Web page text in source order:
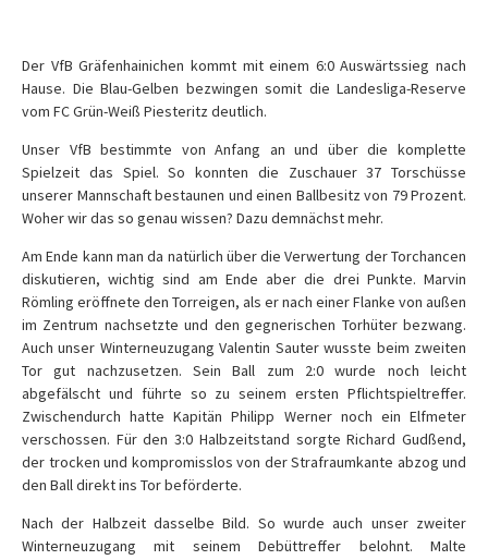
Der VfB Gräfenhainichen kommt mit einem 6:0 Auswärtssieg nach
Hause. Die Blau-Gelben bezwingen somit die Landesliga-Reserve
vom FC Grün-Weiß Piesteritz deutlich.
Unser VfB bestimmte von Anfang an und über die komplette
Spielzeit das Spiel. So konnten die Zuschauer 37 Torschüsse
unserer Mannschaft bestaunen und einen Ballbesitz von 79 Prozent.
Woher wir das so genau wissen? Dazu demnächst mehr.
Am Ende kann man da natürlich über die Verwertung der Torchancen
diskutieren, wichtig sind am Ende aber die drei Punkte. Marvin
Römling eröffnete den Torreigen, als er nach einer Flanke von außen
im Zentrum nachsetzte und den gegnerischen Torhüter bezwang.
Auch unser Winterneuzugang Valentin Sauter wusste beim zweiten
Tor gut nachzusetzen. Sein Ball zum 2:0 wurde noch leicht
abgefälscht und führte so zu seinem ersten Pflichtspieltreffer.
Zwischendurch hatte Kapitän Philipp Werner noch ein Elfmeter
verschossen. Für den 3:0 Halbzeitstand sorgte Richard Gudßend,
der trocken und kompromisslos von der Strafraumkante abzog und
den Ball direkt ins Tor beförderte.
Nach der Halbzeit dasselbe Bild. So wurde auch unser zweiter
Winterneuzugang mit seinem Debüttreffer belohnt. Malte